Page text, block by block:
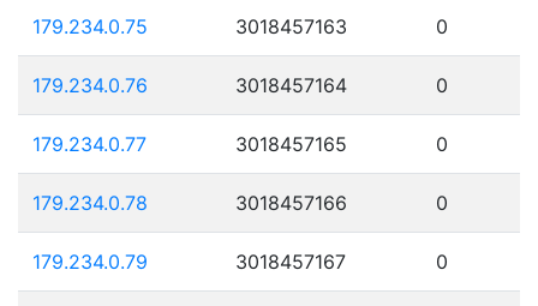
179.234.0.75 3018457163 0
179.234.0.76 3018457164 0
179.234.0.77 3018457165 0
179.234.0.78 3018457166 0
179.234.0.79 3018457167 0